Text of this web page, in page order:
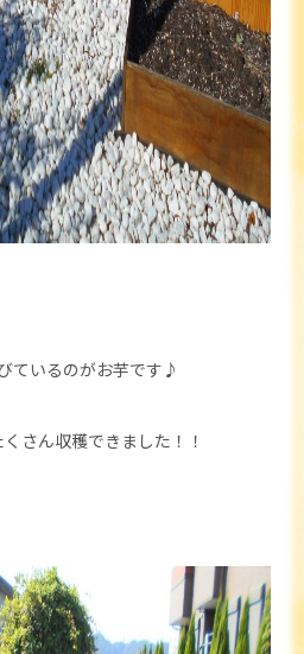
ているのがお芋です♪
さん収穫できました！！